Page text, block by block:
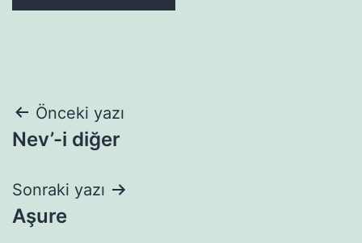
Yazı
gezinmesi
Önceki yazı
Nev’-i diğer
Sonraki yazı
Aşure